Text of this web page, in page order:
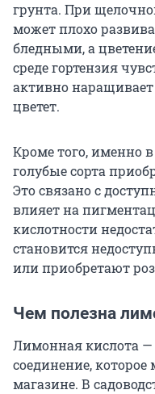
грунта. При
может плохо
бледными, а
среде гортензия
активно
цветет.
Кроме того, именно
голубые сорта
Это связано с
влияет на
кислотности
становится
или приобретают
Чем полезна
Лимонная кислота —
соединение,
магазине. В